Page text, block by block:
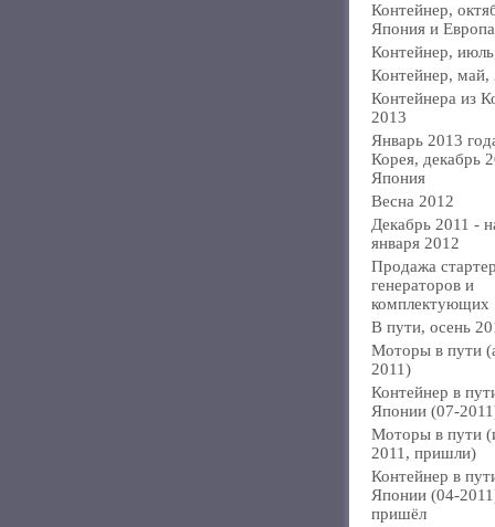
Контейнер,
Япония и
Контейнер,
Контейнер, май,
Контейнера из
2013
Январь 2013
Корея, декабрь
Япония
Весна 2012
Декабрь 2011 -
января 2012
Продажа
генераторов и
комплектующих
В пути, осень
Моторы в пути
2011)
Контейнер в
Японии (07-
Моторы в пути
2011, пришли)
Контейнер в
Японии (04-
пришёл